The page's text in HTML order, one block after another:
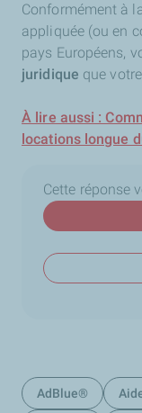
Conformément à
appliquée (ou en
pays Européens,
juridique que
À lire aussi :
locations longue
Cette réponse
AdBlue®